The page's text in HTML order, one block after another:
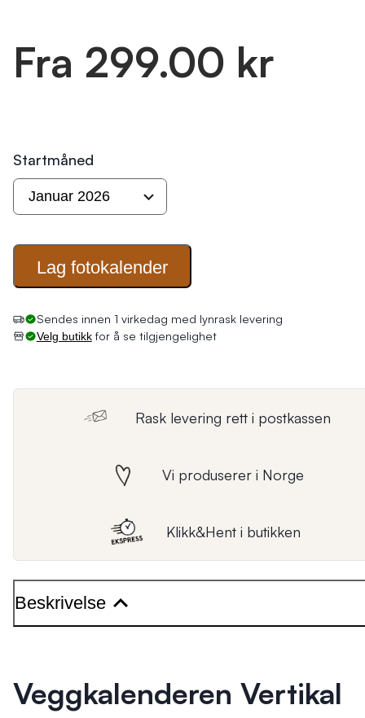
Fra 299.00 kr
Startmåned
Lag fotokalender
Sendes innen 1 virkedag med lynrask levering
Velg butikkfor å se tilgjengelighet
Rask levering rett i postkassen
Vi produserer i Norge
Klikk&Hent i butikken
Beskrivelse
Veggkalenderen Vertikal